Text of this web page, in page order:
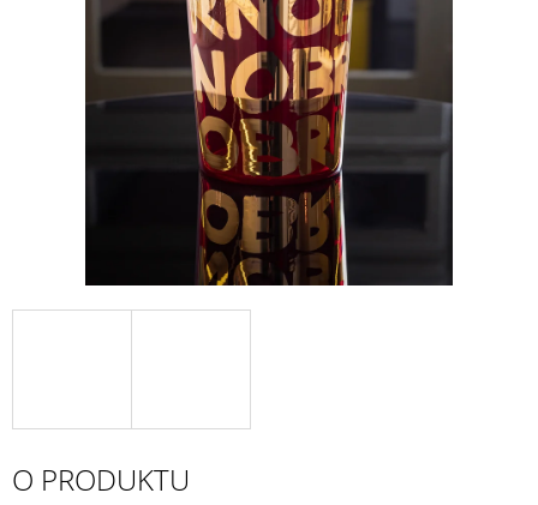
O PRODUKTU
U
E